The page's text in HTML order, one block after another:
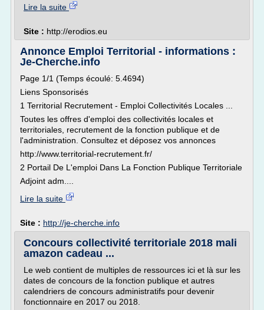
Lire la suite
Site : http://erodios.eu
Annonce Emploi Territorial - informations :
Je-Cherche.info
Page 1/1 (Temps écoulé: 5.4694)
Liens Sponsorisés
1 Territorial Recrutement - Emploi Collectivités Locales ...
Toutes les offres d'emploi des collectivités locales et
territoriales, recrutement de la fonction publique et de
l'administration. Consultez et déposez vos annonces
http://www.territorial-recrutement.fr/
2 Portail De L'emploi Dans La Fonction Publique Territoriale
Adjoint adm....
Lire la suite
Site : http://je-cherche.info
Concours collectivité territoriale 2018 mali
amazon cadeau ...
Le web contient de multiples de ressources ici et là sur les
dates de concours de la fonction publique et autres
calendriers de concours administratifs pour devenir
fonctionnaire en 2017 ou 2018.